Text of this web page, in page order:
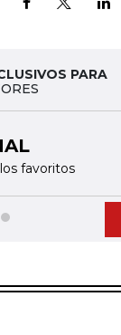
PARA
favoritos